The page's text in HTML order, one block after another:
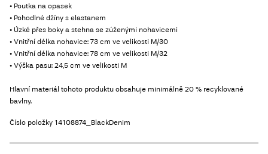
• Poutka na opasek
• Pohodlné džíny s elastanem
• Úzké přes boky a stehna se zúženými nohavicemi
• Vnitřní délka nohavice: 73 cm ve velikosti M/30
• Vnitřní délka nohavice: 78 cm ve velikosti M/32
• Výška pasu: 24,5 cm ve velikosti M
Hlavní materiál tohoto produktu obsahuje minimálně 20 % recyklované
bavlny.
Číslo položky 14108874_BlackDenim